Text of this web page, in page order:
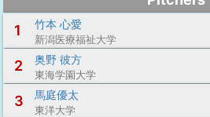
1
竹本 心愛
新潟医療福祉大学
2 奥野 彼方
東海学園大学
3 馬庭優太
東洋大学